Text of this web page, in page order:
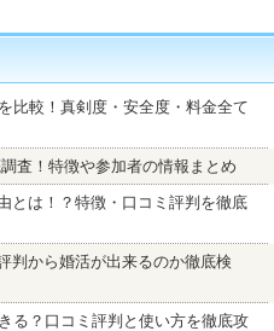
比較！真剣度・安全度・料金全て
査！特徴や参加者の情報まとめ
とは！？特徴・口コミ評判を徹底
判から婚活が出来るのか徹底検
る？口コミ評判と使い方を徹底攻